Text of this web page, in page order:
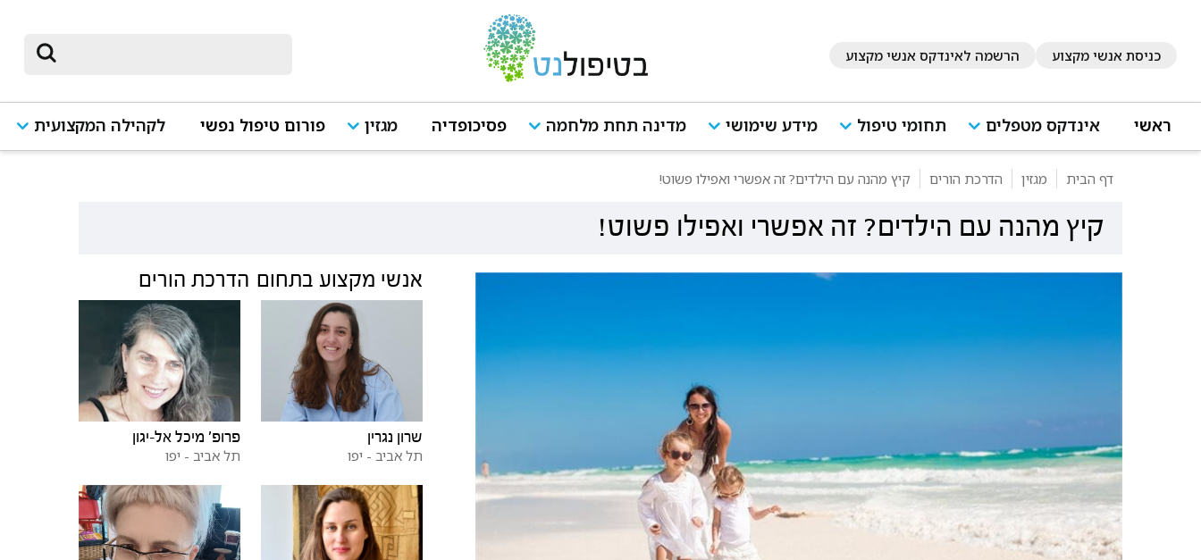
כניסת אנשי מקצוע הרשמה לאינדקס אנשי מקצוע
ראשי אינדקס מטפלים תחומי טיפול מידע שימושי מדינה תחת מלחמה פסיכופדיה מגזין פורום טיפול נפשי לקהילה המקצועית
דף הבית מגזין הדרכת הורים קיץ מהנה עם הילדים? זה אפשרי ואפילו פשוט!
קיץ מהנה עם הילדים? זה אפשרי ואפילו פשוט!
אנשי מקצוע בתחום הדרכת הורים
שרון נגרין
תל אביב - יפו
פרופ' מיכל אל-יגון
תל אביב - יפו